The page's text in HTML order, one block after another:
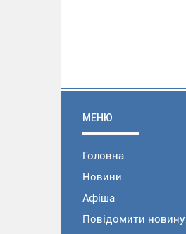
МЕНЮ
Головна
Новини
Афіша
Повідомити новину